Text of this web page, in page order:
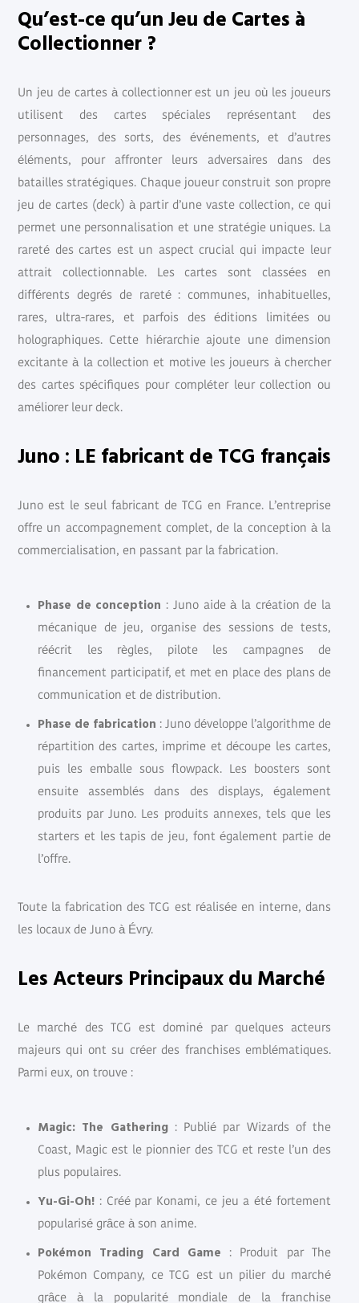
Qu’est-ce qu’un Jeu de Cartes à
Collectionner ?
Un jeu de cartes à collectionner est un jeu où les joueurs
utilisent des cartes spéciales représentant des
personnages, des sorts, des événements, et d’autres
éléments, pour affronter leurs adversaires dans des
batailles stratégiques. Chaque joueur construit son propre
jeu de cartes (deck) à partir d’une vaste collection, ce qui
permet une personnalisation et une stratégie uniques. La
rareté des cartes est un aspect crucial qui impacte leur
attrait collectionnable. Les cartes sont classées en
différents degrés de rareté : communes, inhabituelles,
rares, ultra-rares, et parfois des éditions limitées ou
holographiques. Cette hiérarchie ajoute une dimension
excitante à la collection et motive les joueurs à chercher
des cartes spécifiques pour compléter leur collection ou
améliorer leur deck.
Juno : LE fabricant de TCG français
Juno est le seul fabricant de TCG en France. L’entreprise
offre un accompagnement complet, de la conception à la
commercialisation, en passant par la fabrication.
Phase de conception : Juno aide à la création de la
mécanique de jeu, organise des sessions de tests,
réécrit les règles, pilote les campagnes de
financement participatif, et met en place des plans de
communication et de distribution.
Phase de fabrication : Juno développe l’algorithme de
répartition des cartes, imprime et découpe les cartes,
puis les emballe sous flowpack. Les boosters sont
ensuite assemblés dans des displays, également
produits par Juno. Les produits annexes, tels que les
starters et les tapis de jeu, font également partie de
l’offre.
Toute la fabrication des TCG est réalisée en interne, dans
les locaux de Juno à Évry.
Les Acteurs Principaux du Marché
Le marché des TCG est dominé par quelques acteurs
majeurs qui ont su créer des franchises emblématiques.
Parmi eux, on trouve :
Magic: The Gathering: Publié par Wizards of the
Coast, Magic est le pionnier des TCG et reste l’un des
plus populaires.
Yu-Gi-Oh! : Créé par Konami, ce jeu a été fortement
popularisé grâce à son anime.
Pokémon Trading Card Game : Produit par The
Pokémon Company, ce TCG est un pilier du marché
grâce à la popularité mondiale de la franchise